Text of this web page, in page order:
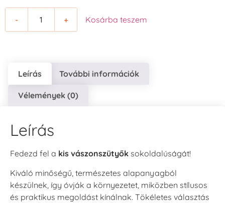
- + Kosárba teszem
Leírás További információk
Vélemények (0)
Leírás
Fedezd fel a kis vászonszütyők sokoldalúságát!
Kiváló minőségű, természetes alapanyagból
készülnek, így óvják a környezetet, miközben stílusos
és praktikus megoldást kínálnak. Tökéletes választás